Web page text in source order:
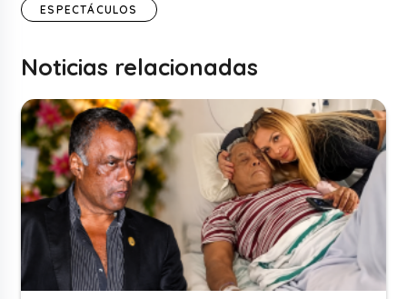
ESPECTÁCULOS
Noticias relacionadas